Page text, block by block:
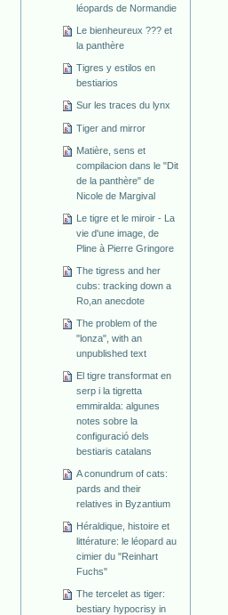
léopards de Normandie
Le bienheureux ??? et
la panthère
Tigres y estilos en
bestiarios
Sur les traces du lynx
Tiger and mirror
Matière, sens et
compilacion dans le "Dit
de la panthère" de
Nicole de Margival
Le tigre et le miroir - La
vie d'une image, de
Pline à Pierre Gringore
The tigress and her
cubs: tracking down a
Ro,an anecdote
The problem of the
"lonza", with an
unpublished text
El tigre transformat en
serp i la tigretta
emmiralda: algunes
notes sobre la
configuració dels
bestiaris catalans
A conundrum of cats:
pards and their
relatives in Byzantium
Héraldique, histoire et
littérature: le léopard au
cimier du "Reinhart
Fuchs"
The tercelet as tiger:
bestiary hypocrisy in